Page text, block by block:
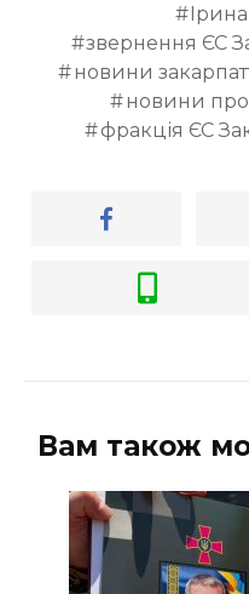
звернення ЄС
новини
новини
фракція ЄС
Вам також